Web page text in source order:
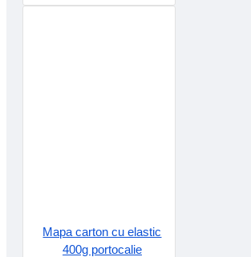
Mapa carton cu elastic
400g portocalie